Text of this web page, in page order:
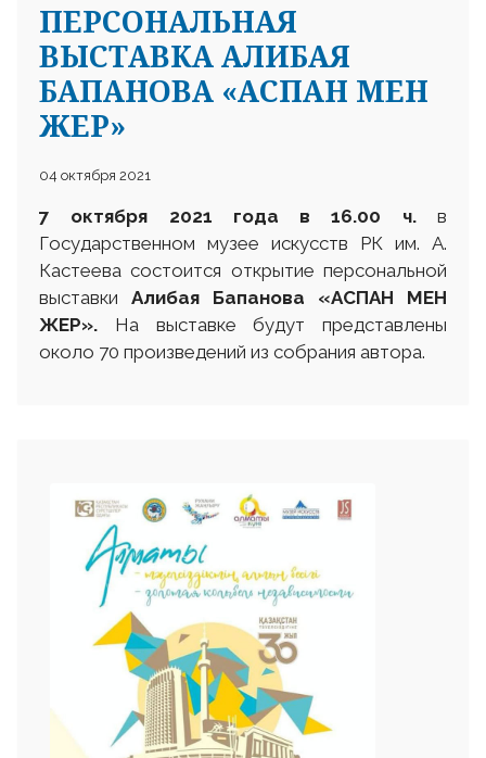
ПЕРСОНАЛЬНАЯ
ВЫСТАВКА АЛИБАЯ
БАПАНОВА «АСПАН МЕН
ЖЕР»
04 октября 2021
7 октября 2021 года в 16.00 ч.в
Государственном музее искусств РК им. А.
Кастеева состоится открытие персональной
выставки Алибая Бапанова «АСПАН МЕН
ЖЕР». На выставке будут представлены
около 70 произведений из собрания автора.